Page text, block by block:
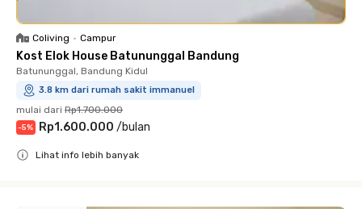
Coliving • Campur
Kost Elok House Batununggal Bandung
Batununggal, Bandung Kidul
3.8 km dari rumah sakit immanuel
mulai dari Rp1.700.000
-5% Rp1.600.000 /bulan
Lihat info lebih banyak